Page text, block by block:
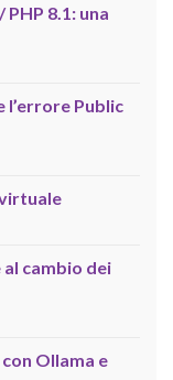
PHP 8.1: una
l’errore Public
cambio dei
Ollama e